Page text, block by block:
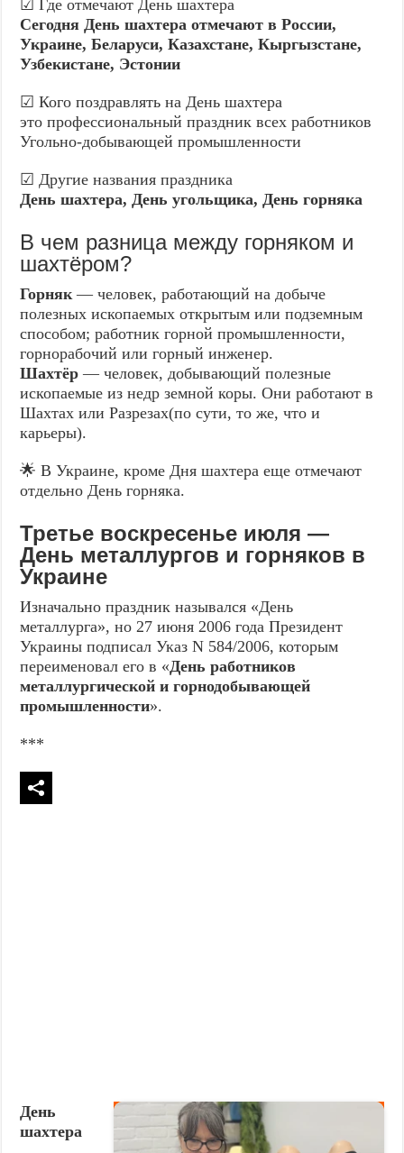
☑ Где отмечают День шахтера
Сегодня День шахтера отмечают в России,
Украине, Беларуси, Казахстане, Кыргызстане,
Узбекистане, Эстонии
☑ Кого поздравлять на День шахтера
это профессиональный праздник всех работников
Угольно-добывающей промышленности
☑ Другие названия праздника
День шахтера, День угольщика, День горняка
В чем разница между горняком и
шахтёром?
Горняк— человек, работающий на добыче
полезных ископаемых открытым или подземным
способом; работник горной промышленности,
горнорабочий или горный инженер.
Шахтёр — человек, добывающий полезные
ископаемые из недр земной коры. Они работают в
Шахтах или Разрезах(по сути, то же, что и
карьеры).
🌟 В Украине, кроме Дня шахтера еще отмечают
отдельно День горняка.
Третье воскресенье июля —
День металлургов и горняков в
Украине
Изначально праздник назывался «День
металлурга», но 27 июня 2006 года Президент
Украины подписал Указ N 584/2006, которым
переименовал его в «День работников
металлургической и горнодобывающей
промышленности».
***
День
шахтера